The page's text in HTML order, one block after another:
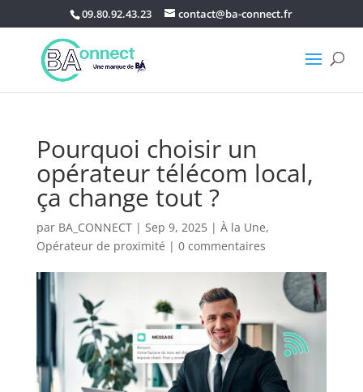
09.80.92.43.23 contact@ba-connect.fr
Pourquoi choisir un
opérateur télécom local,
ça change tout ?
par BA_CONNECT| Sep 9, 2025| À la Une,
Opérateur de proximité | 0 commentaires